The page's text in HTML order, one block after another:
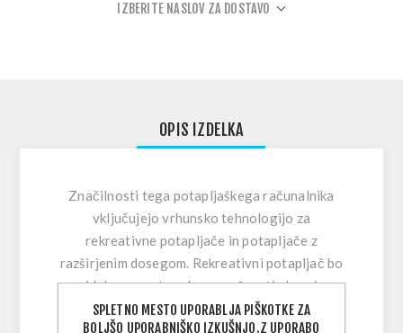
IZBERITE NASLOV ZA DOSTAVO
OPIS IZDELKA
Značilnosti tega potapljaškega računalnika
vključujejo vrhunsko tehnologijo za
rekreativne potapljače in potapljače z
razširjenim dosegom. Rekreativni potapljač bo
videl preprost zaslon z možnostjo branja
podatkov rezervoarja zahvaljujoč izbirnemu
SPLETNO MESTO UPORABLJA PIŠKOTKE ZA
BOLJŠO UPORABNIŠKO IZKUŠNJO.Z UPORABO